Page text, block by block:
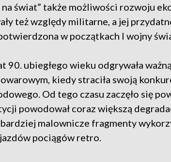
świat” także możliwości rozwoju
też względy militarne, a jej
w początkach I wojny
90. ubiegłego wieku odgrywała
kiedy straciła swoją
Od tego czasu zaczęło się
powodował coraz większą
malownicze fragmenty
pociągów retro.